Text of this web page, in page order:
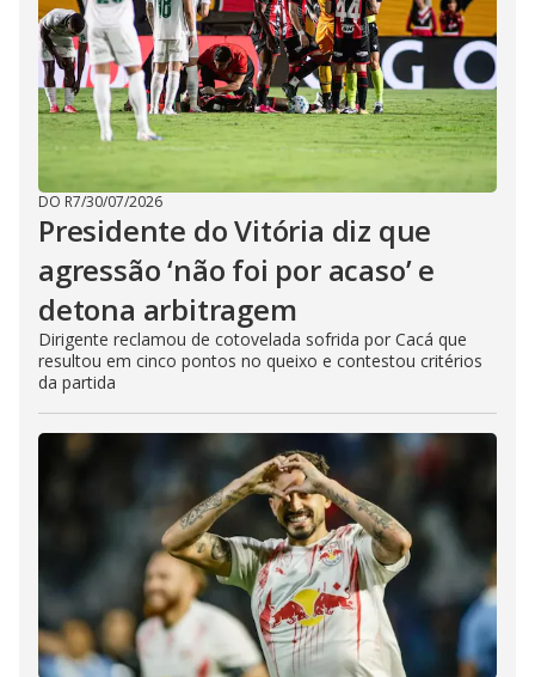
DO R7/30/07/2026
Presidente do Vitória diz que
agressão ‘não foi por acaso’ e
detona arbitragem
Dirigente reclamou de cotovelada sofrida por Cacá que
resultou em cinco pontos no queixo e contestou critérios
da partida